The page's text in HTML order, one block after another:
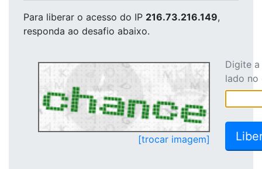
Para liberar o acesso do IP 216.73.216.149,
responda ao desafio abaixo.
[trocar imagem]
Digite
lado no